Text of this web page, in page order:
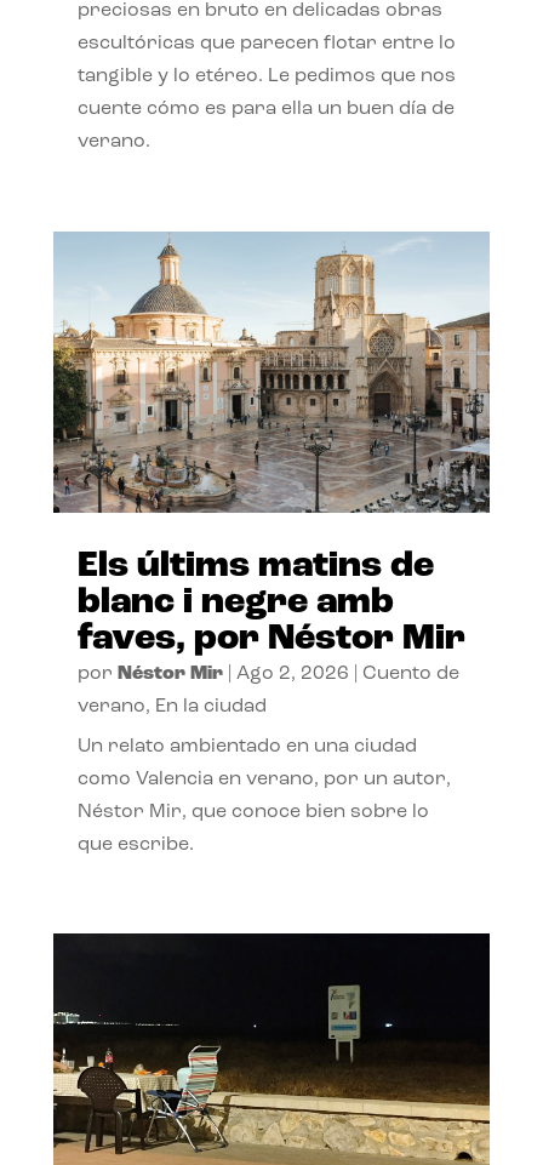
preciosas en bruto en delicadas obras
escultóricas que parecen flotar entre lo
tangible y lo etéreo. Le pedimos que nos
cuente cómo es para ella un buen día de
verano.
Els últims matins de
blanc i negre amb
faves, por Néstor Mir
por Néstor Mir| Ago 2, 2026
Cuento de
verano, En la ciudad
Un relato ambientado en una ciudad
como Valencia en verano, por un autor,
Néstor Mir, que conoce bien sobre lo
que escribe.